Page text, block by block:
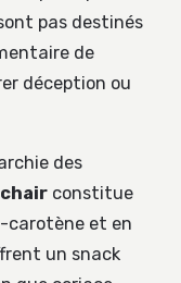
pas destinés
de
déception ou
des
chair constitue
carotène et en
un snack